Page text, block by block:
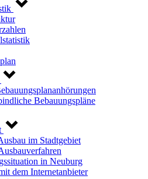
Bebauungspläne
im Stadtgebiet
in Neuburg
dem Internetanbieter